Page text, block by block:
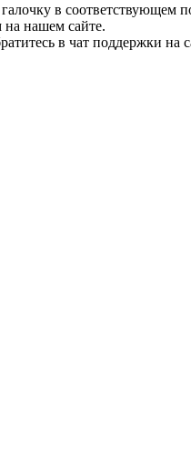
в соответствующем
на нашем сайте.
в чат поддержки на